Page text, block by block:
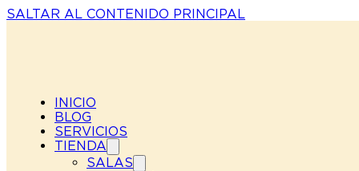
SALTAR AL CONTENIDO PRINCIPAL
INICIO
BLOG
SERVICIOS
TIENDA
SALAS